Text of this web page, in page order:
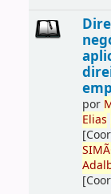
por
Elias
[Coor
[Coor